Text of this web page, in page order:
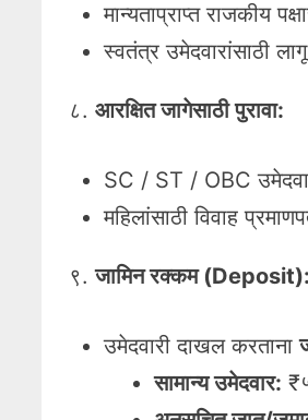
मान्यताप्राप्त राजकीय
स्वतंत्र उमेदवारांसाठी लागू
८.आरक्षित जागेसाठी पुरावा:
SC / ST / OBC
महिलांसाठी विवाह
९.जामिन रक्कम (Deposit):
उमेदवारी दाखल करताना
सामान्य उमेदवार: